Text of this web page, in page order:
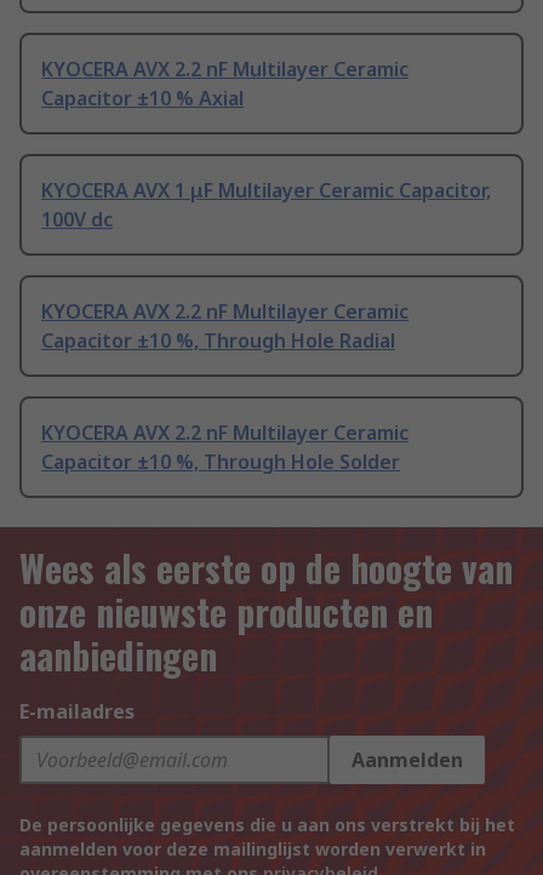
KYOCERA AVX 2.2 nF Multilayer Ceramic
Capacitor ±10 % Axial
KYOCERA AVX 1 μF Multilayer Ceramic Capacitor,
100V dc
KYOCERA AVX 2.2 nF Multilayer Ceramic
Capacitor ±10 %, Through Hole Radial
KYOCERA AVX 2.2 nF Multilayer Ceramic
Capacitor ±10 %, Through Hole Solder
Wees als eerste op de hoogte van
onze nieuwste producten en
aanbiedingen
E-mailadres
Aanmelden
De persoonlijke gegevens die u aan ons verstrekt bij het
aanmelden voor deze mailinglijst worden verwerkt in